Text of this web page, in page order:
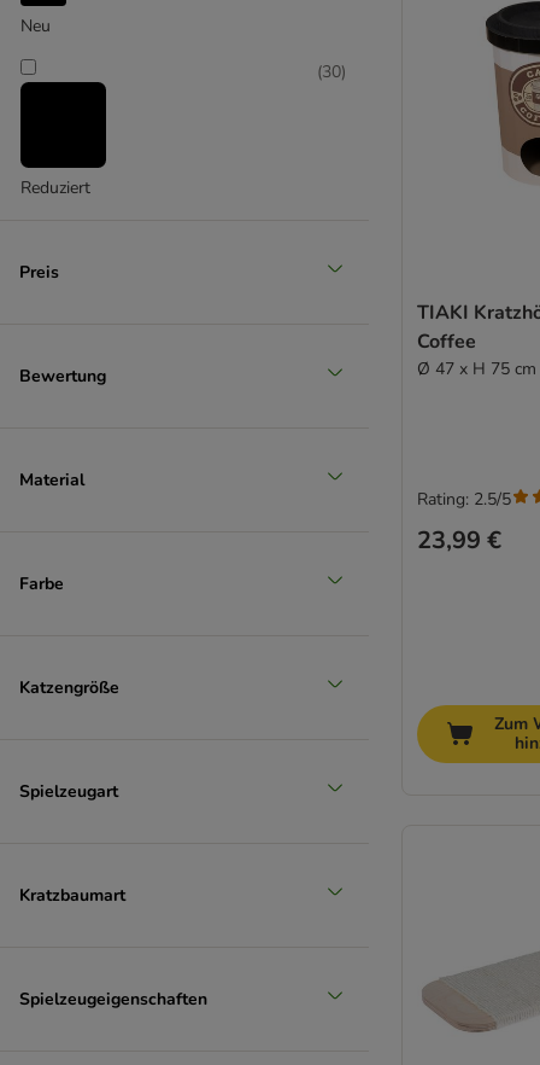
Neu
Reduziert
(30)
Preis
Bewertung
Material
Farbe
Katzengröße
Spielzeugart
Kratzbaumart
Spielzeugeigenschaften
TIAKI
Coffee
Ø 47 x H 75 cm
23,99 €
Rating: 2.5/5
Zum